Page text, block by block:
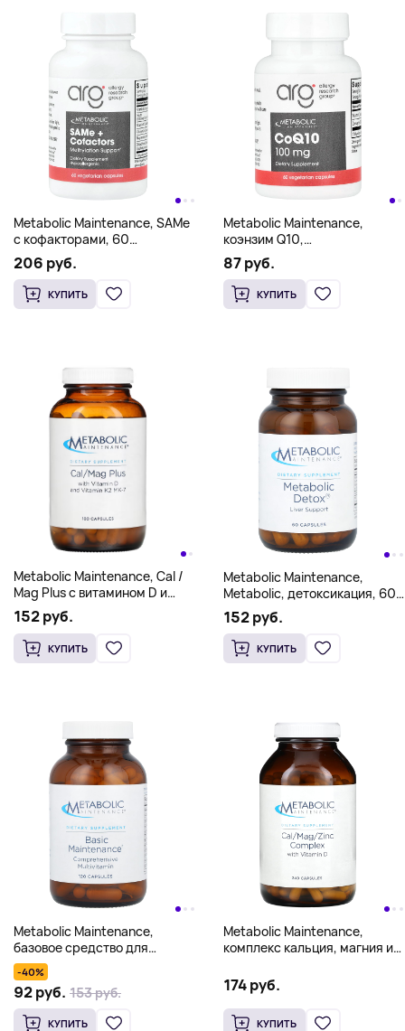
Metabolic Maintenance, SAMe
с кофакторами, 60
вегетарианских капсул
206 руб.
КУПИТЬ
Metabolic Maintenance,
коэнзим Q10,
60 вегетарианских капсул
87 руб.
КУПИТЬ
Metabolic Maintenance, Cal /
Mag Plus с витамином D и
витамином K2 MK-7, 180
капсул
152 руб.
КУПИТЬ
Metabolic Maintenance,
Metabolic, детоксикация, 60
капсул
152 руб.
КУПИТЬ
Metabolic Maintenance,
базовое средство для
поддержания здоровья, 120
капсул
-40%
92 руб. 153 руб.
КУПИТЬ
Metabolic Maintenance,
комплекс кальция, магния и
капсул
174 руб.
КУПИТЬ